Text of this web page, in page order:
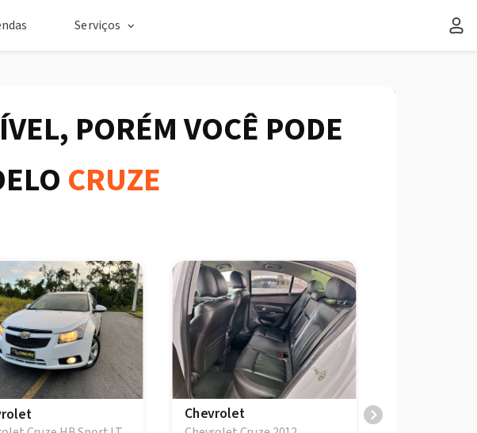
Serviços
PORÉM VOCÊ PODE
CRUZE
Chevrolet